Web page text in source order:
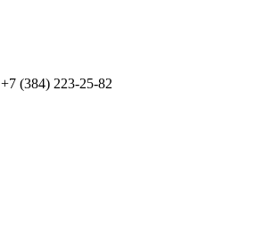
+7 (384) 223-25-82